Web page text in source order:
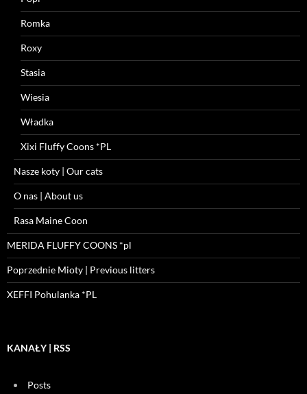
Romka
Roxy
Stasia
Wiesia
Władka
Xixi Fluffy Coons *PL
Nasze koty | Our cats
O nas | About us
Rasa Maine Coon
MERIDA FLUFFY COONS *pl
Poprzednie Mioty | Previous litters
XEFFI Pohulanka *PL
KANAŁY | RSS
Posts